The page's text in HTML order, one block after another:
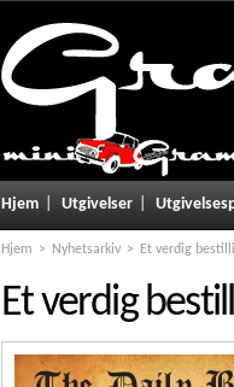
Hjem Utgivelser
Hjem Nyhetsarkiv Et verdig
Et verdig